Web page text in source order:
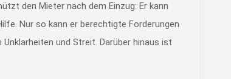
den Mieter nach dem Einzug: Er kann
Nur so kann er berechtigte Forderungen
und Streit. Darüber hinaus ist